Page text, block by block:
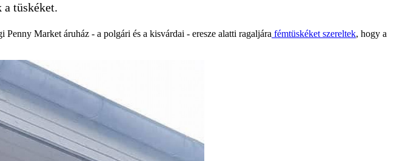
tüskéket.
Market áruház - a polgári és a kisvárdai - eresze alatti ragaljára fémtüskéket szereltek, hogy a